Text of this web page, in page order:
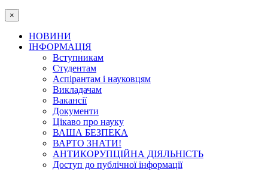
×
НОВИНИ
ІНФОРМАЦІЯ
Вступникам
Студентам
Аспірантам і науковцям
Викладачам
Вакансії
Документи
Цікаво про науку
ВАША БЕЗПЕКА
ВАРТО ЗНАТИ!
АНТИКОРУПЦІЙНА ДІЯЛЬНІСТЬ
Доступ до публічної інформації